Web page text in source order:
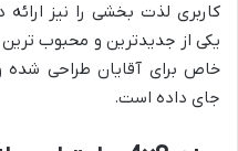
یکی از جدیدترین و محبوب
خاص برای آقایان طراحی شده
جای داده است.